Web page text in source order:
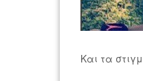
Και τα